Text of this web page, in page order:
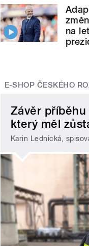
na
E-SHOP ČESKÉHO
Závěr
který měl
Karin Lednická,